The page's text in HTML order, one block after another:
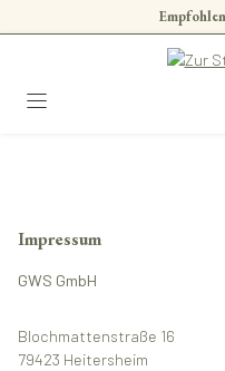
Zum Hauptinhalt springen
Impressum
GWS GmbH
Blochmattenstraße 16
79423 Heitersheim